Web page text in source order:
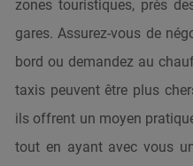
zones touristiques, près
gares. Assurez-vous de
bord ou demandez au
taxis peuvent être plus
ils offrent un moyen
tout en ayant avec vous